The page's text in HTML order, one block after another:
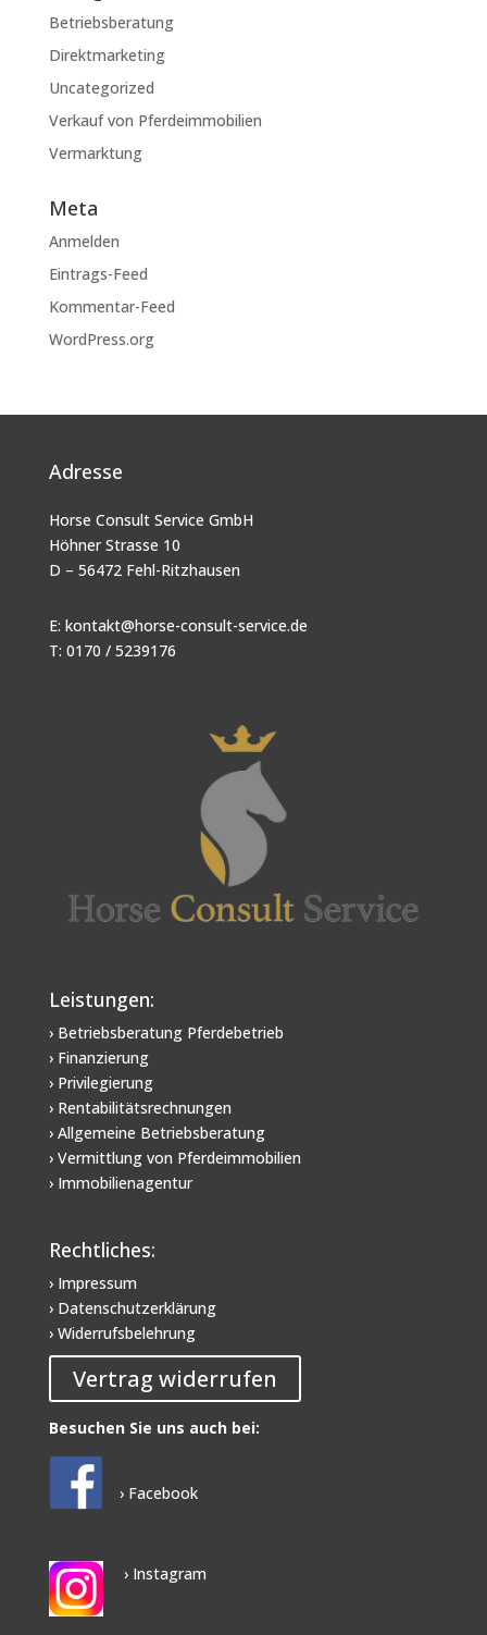
Betriebsberatung
Direktmarketing
Uncategorized
Verkauf von Pferdeimmobilien
Vermarktung
Meta
Anmelden
Eintrags-Feed
Kommentar-Feed
WordPress.org
Adresse
Horse Consult Service GmbH
Höhner Strasse 10
D – 56472 Fehl-Ritzhausen
E: kontakt@horse-consult-service.de
T: 0170 / 5239176
Leistungen:
› Betriebsberatung Pferdebetrieb
› Finanzierung
› Privilegierung
› Rentabilitätsrechnungen
› Allgemeine Betriebsberatung
› Vermittlung von Pferdeimmobilien
› Immobilienagentur
Rechtliches:
› Impressum
› Datenschutzerklärung
› Widerrufsbelehrung
Vertrag widerrufen
Besuchen Sie uns auch bei:
› Facebook
› Instagram